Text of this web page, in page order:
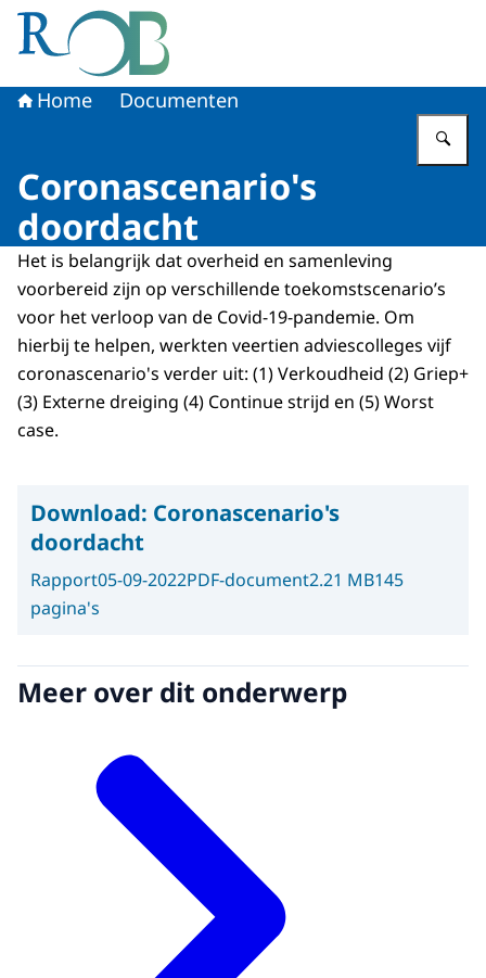
Naar de homepage van Raad voor het Openbaar Bestuur
Home Documenten
Coronascenario's
doordacht
Het is belangrijk dat overheid en samenleving
voorbereid zijn op verschillende toekomstscenario’s
voor het verloop van de Covid-19-pandemie. Om
hierbij te helpen, werkten veertien adviescolleges vijf
coronascenario's verder uit: (1) Verkoudheid (2) Griep+
(3) Externe dreiging (4) Continue strijd en (5) Worst
case.
Download: Coronascenario's
doordacht
Rapport05-09-2022PDF-document2.21 MB145
pagina's
Meer over dit onderwerp